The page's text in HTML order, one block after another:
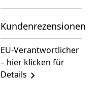
Kundenrezensionen
EU-Verantwortlicher
– hier klicken für
Details